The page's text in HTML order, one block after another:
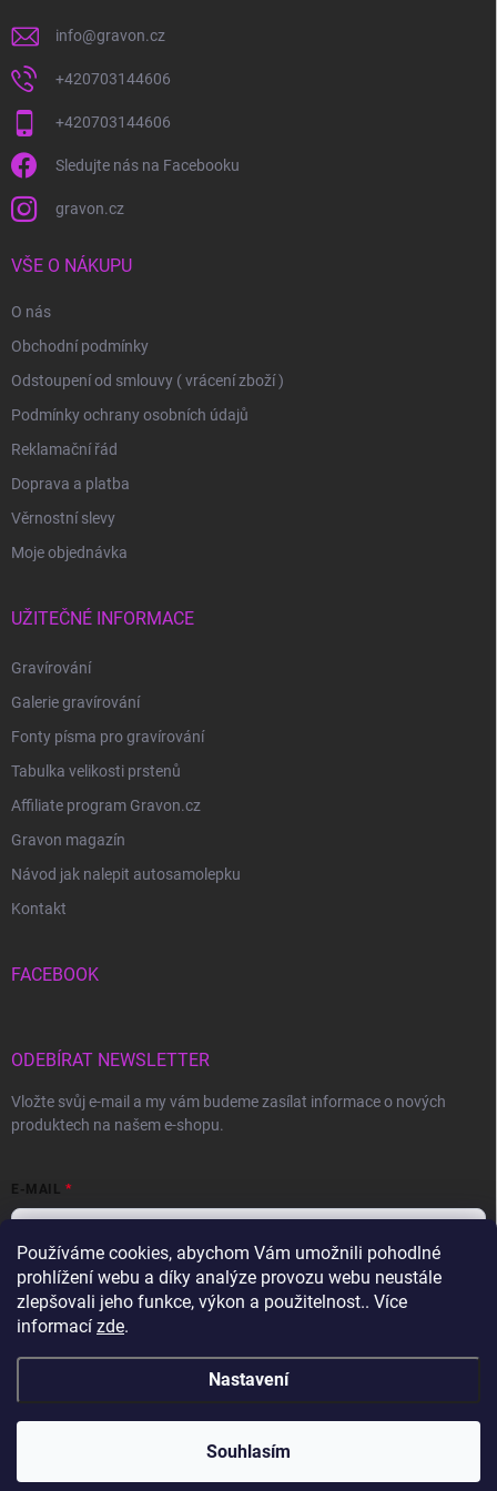
Používáme cookies, abychom Vám umožnili pohodlné
prohlížení webu a díky analýze provozu webu neustále
zlepšovali jeho funkce, výkon a použitelnost.. Více
informací zde.
Nastavení
Souhlasím
info@gravon.cz
+420703144606
+420703144606
Sledujte nás na Facebooku
gravon.cz
VŠE O NÁKUPU
O nás
Obchodní podmínky
Odstoupení od smlouvy ( vrácení zboží )
Podmínky ochrany osobních údajů
Reklamační řád
Doprava a platba
Věrnostní slevy
Moje objednávka
UŽITEČNÉ INFORMACE
Gravírování
Galerie gravírování
Fonty písma pro gravírování
Tabulka velikosti prstenů
Affiliate program Gravon.cz
Gravon magazín
Návod jak nalepit autosamolepku
Kontakt
FACEBOOK
ODEBÍRAT NEWSLETTER
Vložte svůj e-mail a my vám budeme zasílat informace o nových
produktech na našem e-shopu.
E-MAIL
Vložením e-mailu souhlasíte spodmínkami ochrany osobních údajů
Přihlásit se
Gravon.cz . Všechna práva vyhrazena.